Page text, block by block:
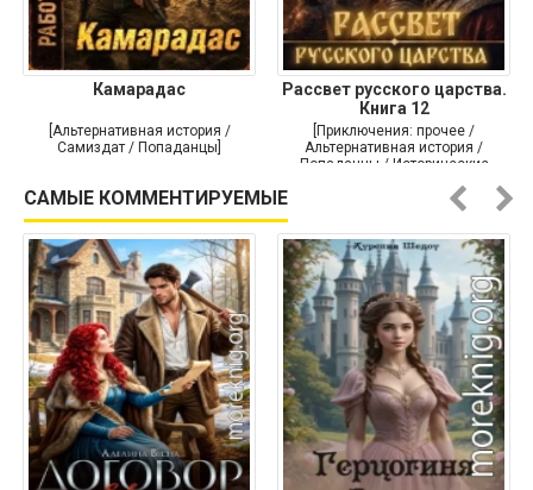
Камарадас
[Альтернативная история /
Самиздат / Попаданцы]
Рассвет русского царства.
Книга 12
[Приключения: прочее /
Альтернативная история /
Попаданцы / Исторические
САМЫЕ КОММЕНТИРУЕМЫЕ